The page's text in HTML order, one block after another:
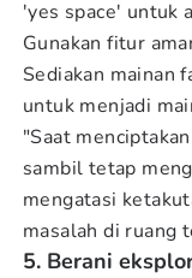
'yes space' untuk
Gunakan fitur
Sediakan mainan
untuk menjadi
"Saat
sambil tetap
mengatasi
masalah di ruang
5. Berani